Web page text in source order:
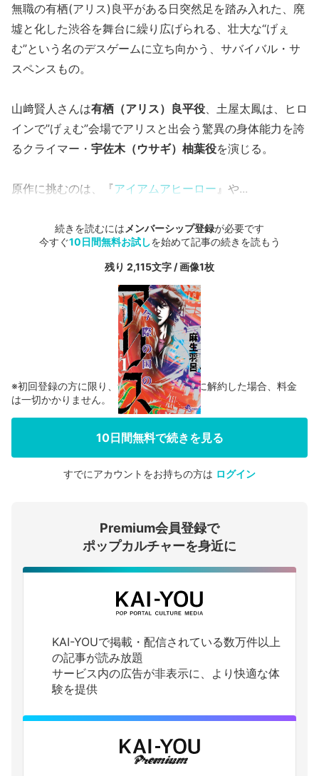
無職の有栖(アリス)良平がある日突然足を踏み入れた、廃
墟と化した渋谷を舞台に繰り広げられる、壮大な“げぇ
む”という名のデスゲームに立ち向かう、サバイバル・サ
スペンスもの。
山﨑賢人さんは有栖（アリス）良平役 、土屋太鳳は、ヒロ
インで”げぇむ”会場でアリスと出会う驚異の身体能力を誇
るクライマー・ 宇佐木（ウサギ）柚葉役を演じる。
原作に挑むのは、『アイアムアヒーロー 』や...
続きを読むには メンバーシップ登録が必要です
今すぐ10日間無料お試しを始めて記事の続きを読もう
残り 2,115文字 / 画像1枚
会員登録する
ログインする
※初回登録の方に限り、無料お試し期間中に解約した場合、料金
は一切かかりません。
10日間無料で続きを見る
すでにアカウントをお持ちの方は ログイン
Premium会員登録で
ポップカルチャーを身近に
KAI-YOUで掲載・配信されている数万件以上
の記事が読み放題
サービス内の広告が非表示に、より快適な体
験を提供